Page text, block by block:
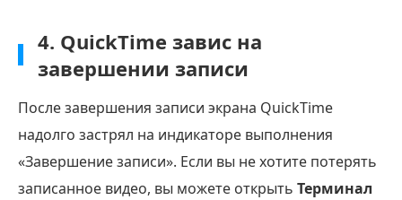
4. QuickTime завис на
завершении записи
После завершения записи экрана QuickTime
надолго застрял на индикаторе выполнения
«Завершение записи». Если вы не хотите потерять
записанное видео, вы можете открыть Терминал